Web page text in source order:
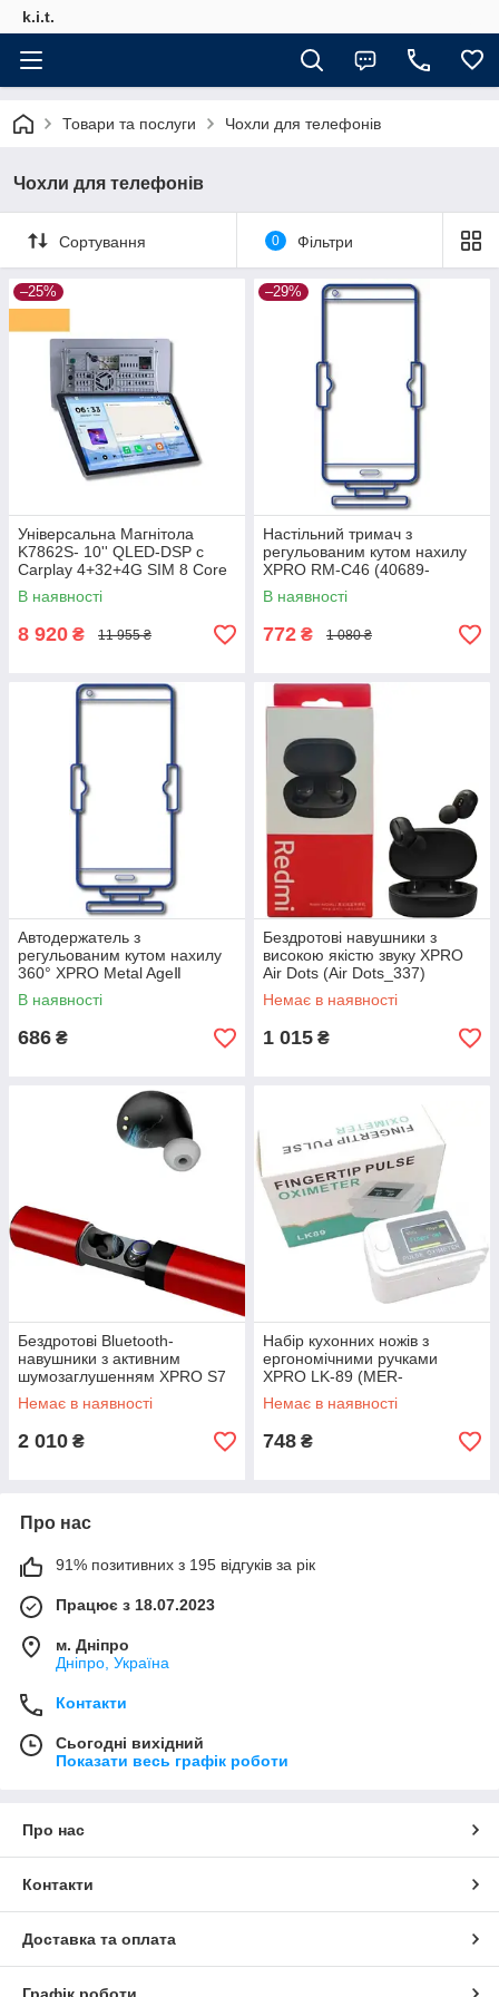
k.i.t.
Товари та послуги Чохли для телефонів
Чохли для телефонів
Сортування 0 Фільтри
–25%
Універсальна Магнітола
K7862S- 10'' QLED-DSP с
Carplay 4+32+4G SIM 8 Core
Android 12 RGB (43334-
K7862S- 10''_6402)
В наявності
8 920 ₴ 11 955 ₴
–29%
Настільний тримач з
регульованим кутом нахилу
XPRO RM-C46 (40689-
01_357)
В наявності
772 ₴ 1 080 ₴
Автодержатель з
регульованим кутом нахилу
360° XPRO Metal AgeⅡ
SUJS0300 (37051-01_417)
В наявності
686 ₴
Бездротові навушники з
високою якістю звуку XPRO
Air Dots (Air Dots_337)
Немає в наявності
1 015 ₴
Бездротові Bluetooth-
навушники з активним
шумозаглушенням XPRO S7
TWS (S7_922)
Немає в наявності
2 010 ₴
Набір кухонних ножів з
ергономічними ручками
XPRO LK-89 (MER-
14629_165)
Немає в наявності
748 ₴
Про нас
91% позитивних з 195 відгуків за рік
Працює з 18.07.2023
м. Дніпро
Дніпро, Україна
Контакти
Сьогодні вихідний
Показати весь графік роботи
Про нас
Контакти
Доставка та оплата